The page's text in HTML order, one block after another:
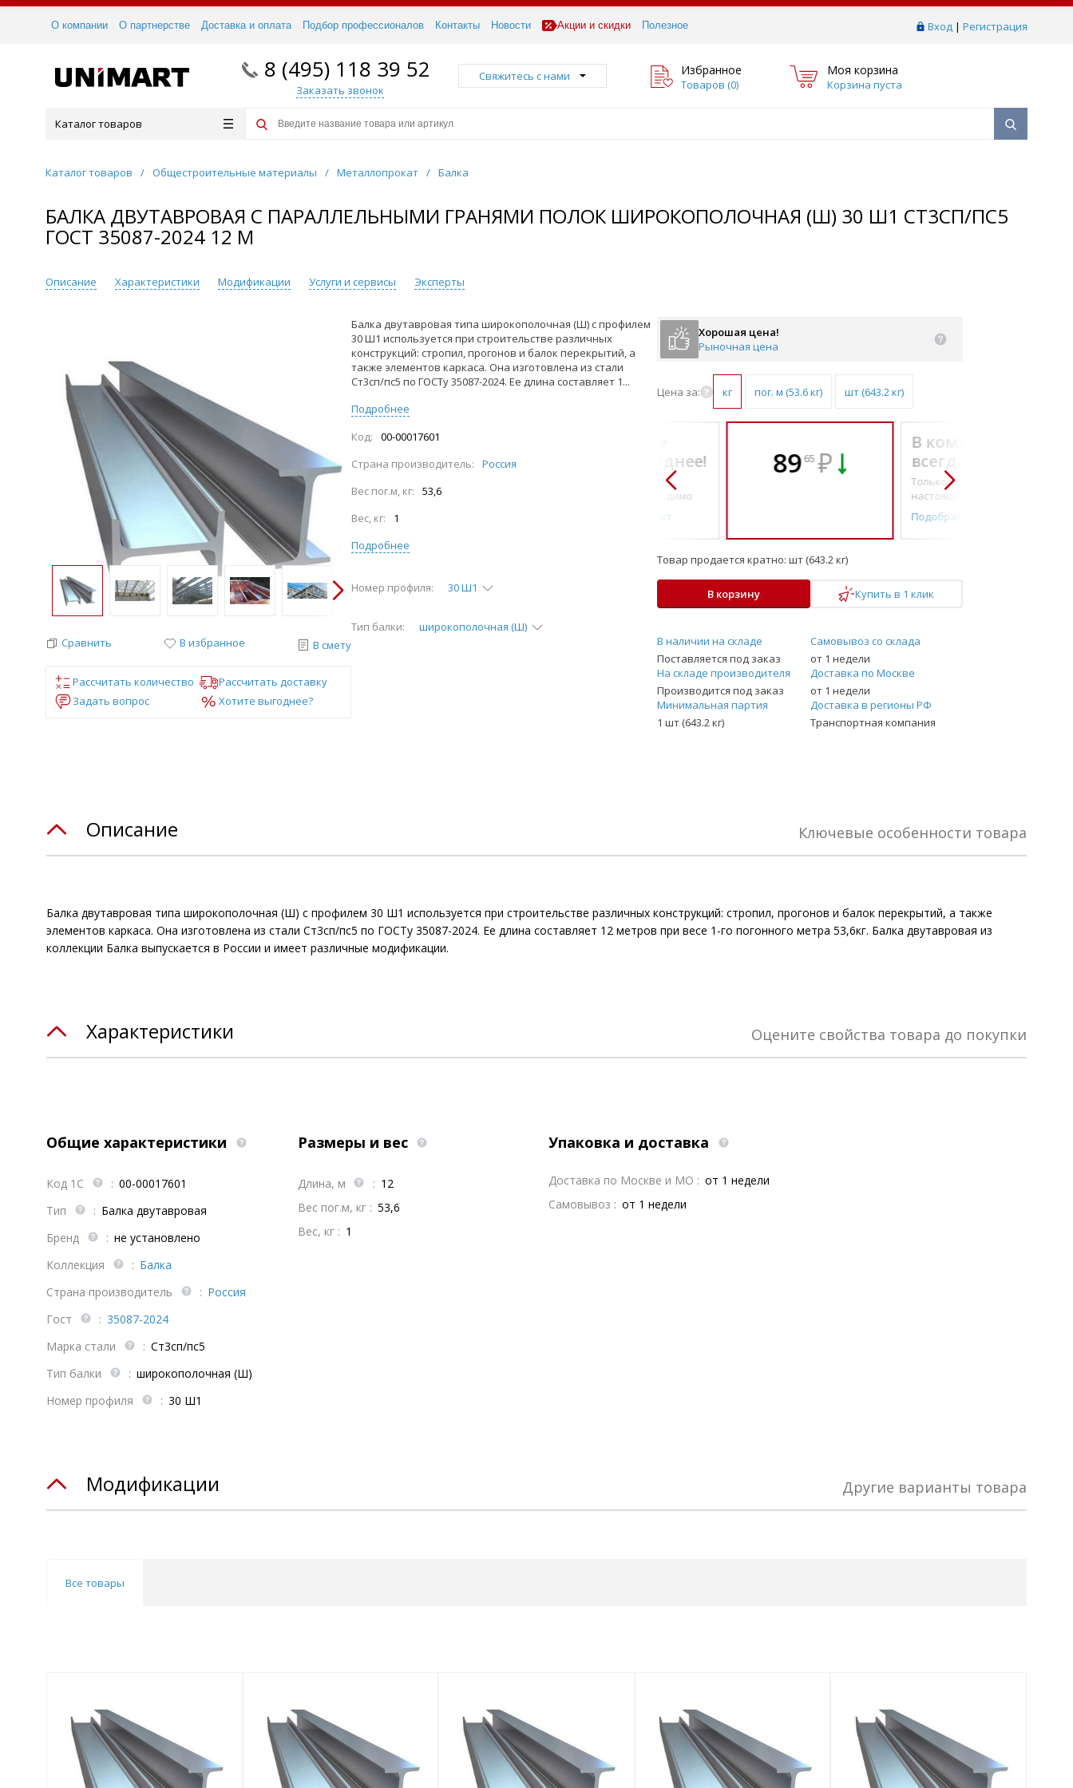
Вход | Регистрация
О компании О партнерстве Доставка и оплата Подбор профессионалов Контакты Новости Акции и скидки Полезное
8 (495) 118 39 52
Заказать звонок
Свяжитесь с нами Избранное
Товаров (0)
Моя корзина
Корзина пуста
Каталог товаров
Каталог товаров / Общестроительные материалы / Металлопрокат / Балка
БАЛКА ДВУТАВРОВАЯ С ПАРАЛЛЕЛЬНЫМИ ГРАНЯМИ ПОЛОК ШИРОКОПОЛОЧНАЯ (Ш) 30 Ш1 СТ3СП/ПС5
ГОСТ 35087-2024 12 М
Описание Характеристики Модификации Услуги и сервисы Эксперты
Сравнить В избранное В смету
Рассчитать количество
Рассчитать доставку
Задать вопрос
Хотите выгоднее?
Балка двутавровая типа широкополочная (Ш) с профилем
30 Ш1 используется при строительстве различных
конструкций: стропил, прогонов и балок перекрытий, а
также элементов каркаса. Она изготовлена из стали
Ст3сп/пс5 по ГОСТу 35087-2024. Ее длина составляет 1...
Подробнее
Код:
00-00017601
Страна производитель:
Россия
Вес пог.м, кг:
53,6
Вес, кг:
1
Подробнее
Тип балки: широкополочная (Ш)
Номер профиля: 30 Ш1
Хорошая цена!
Рыночная цена
Цена за: кг пог. м (53.6 кг) шт (643.2 кг)
всегда выгоднее!
настоящему необходимо
Подобрать комплект
8965 ₽
В комплекте
всегда выгоднее!
Только то, что по-
настоящему необходимо
Подобрать комплект
Товар продается кратно: шт (643.2 кг)
В корзину Купить в 1 клик
В наличии на складе
Поставляется под заказ
Самовывоз со склада
от 1 недели
На складе производителя
Производится под заказ
Доставка по Москве
от 1 недели
Минимальная партия
1 шт (643.2 кг)
Доставка в регионы РФ
Транспортная компания
Ключевые особенности товара
Описание
Балка двутавровая типа широкополочная (Ш) с профилем 30 Ш1 используется при строительстве различных конструкций: стропил, прогонов и балок перекрытий, а также
элементов каркаса. Она изготовлена из стали Ст3сп/пс5 по ГОСТу 35087-2024. Ее длина составляет 12 метров при весе 1-го погонного метра 53,6кг. Балка двутавровая из
коллекции Балка выпускается в России и имеет различные модификации.
Оцените свойства товара до покупки
Характеристики
Общие характеристики
Код 1С : 00-00017601
Тип
: Балка двутавровая
Бренд
: не установлено
Коллекция
: Балка
Страна производитель
: Россия
Гост
: 35087-2024
Марка стали
: Ст3сп/пс5
Тип балки
: широкополочная (Ш)
Номер профиля
: 30 Ш1
Размеры и вес
Длина, м : 12
Вес пог.м, кг : 53,6
Вес, кг : 1
Упаковка и доставка
Доставка по Москве и МО : от 1 недели
Самовывоз : от 1 недели
Другие варианты товара
Модификации
Все товары